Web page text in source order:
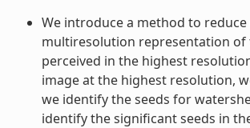
We introduce a method to
multiresolution representation of
perceived in the highest
image at the highest resolution,
we identify the seeds for
identify the significant seeds in